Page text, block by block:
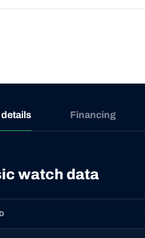
Financing
watch data